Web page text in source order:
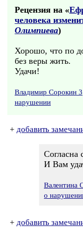
Рецензия на «
человека
Олимпиева)
Хорошо, что по
без веры жить.
Удачи!
Владимир Сорокин 3
нарушении
+ добавить
Согласна
И Вам
Валентина
о
+ добавить